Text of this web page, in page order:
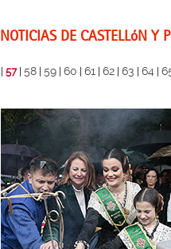
NOTICIAS DE CASTELLóN Y
57| 58| 59| 60 61| 62| 63 64|